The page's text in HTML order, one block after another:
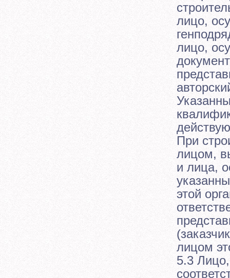
лицо,
лицо,
При
лицом,
и лица,
этой
лицом
5.3